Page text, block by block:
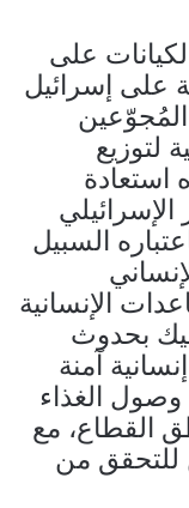
على
على إسرائيل
لتوزيع
استعادة
السبيل
الإنسانية
بحدوث
آمنة
الغذاء
القطاع، مع
للتحقق من